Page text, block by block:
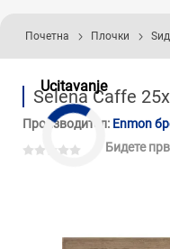
Ucitavanje
Почетна Плочки
Selena Caffe
Производител: Enmon
Бидете